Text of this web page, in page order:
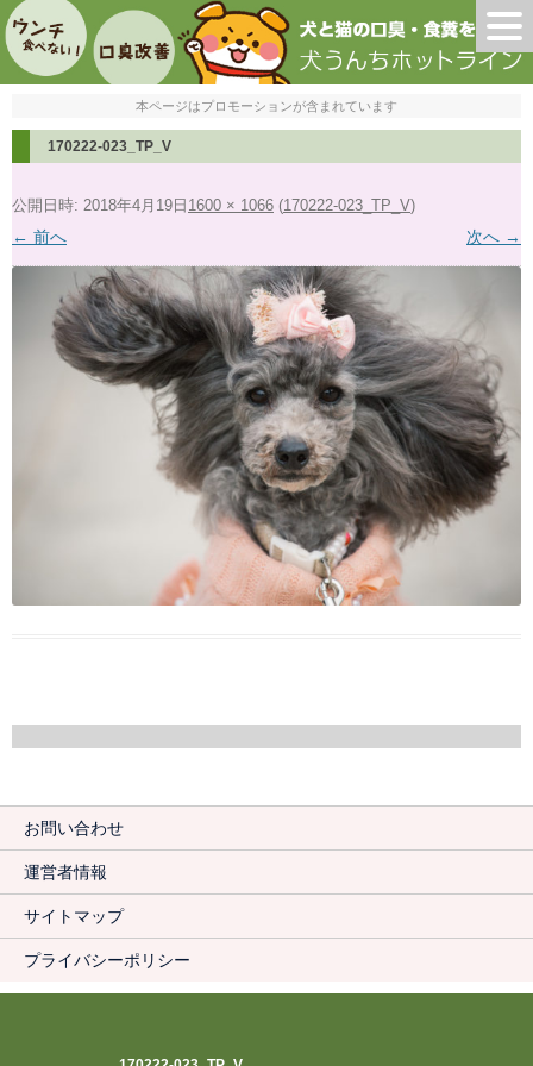
本ページはプロモーションが含まれています
170222-023_TP_V
公開日時: 2018年4月19日 1600 × 1066 (170222-023_TP_V)
← 前へ 次へ →
お問い合わせ
運営者情報
サイトマップ
プライバシーポリシー